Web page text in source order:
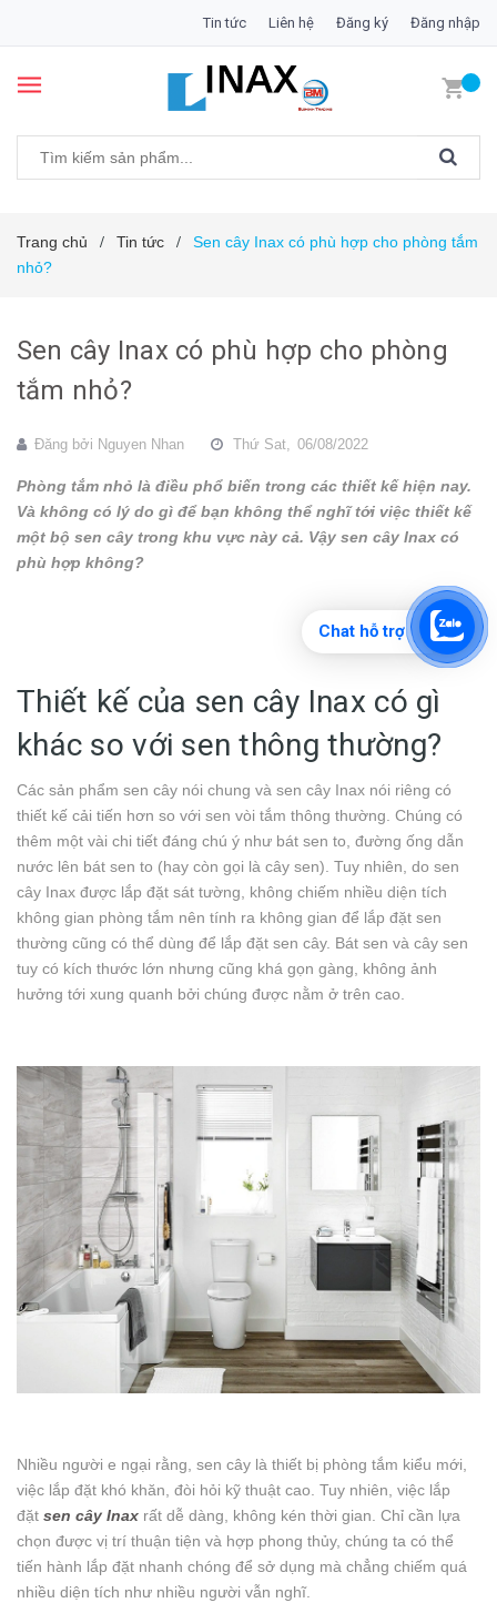
Tin tức Liên hệ Đăng ký Đăng nhập
Trang chủ / Tin tức /
Sen cây Inax có phù hợp cho phòng tắm
nhỏ?
Sen cây Inax có phù hợp cho phòng
tắm nhỏ?
Đăng bởi Nguyen Nhan Thứ Sat, 06/08/2022
Phòng tắm nhỏ là điều phổ biến trong các thiết kế hiện nay.
Và không có lý do gì để bạn không thể nghĩ tới việc thiết kế
một bộ sen cây trong khu vực này cả. Vậy sen cây Inax có
phù hợp không?
Thiết kế của sen cây Inax có gì
khác so với sen thông thường?
Các sản phẩm sen cây nói chung và sen cây Inax nói riêng có
thiết kế cải tiến hơn so với sen vòi tắm thông thường. Chúng có
thêm một vài chi tiết đáng chú ý như bát sen to, đường ống dẫn
nước lên bát sen to (hay còn gọi là cây sen). Tuy nhiên, do sen
cây Inax được lắp đặt sát tường, không chiếm nhiều diện tích
không gian phòng tắm nên tính ra không gian để lắp đặt sen
thường cũng có thể dùng để lắp đặt sen cây. Bát sen và cây sen
tuy có kích thước lớn nhưng cũng khá gọn gàng, không ảnh
hưởng tới xung quanh bởi chúng được nằm ở trên cao.
Nhiều người e ngại rằng, sen cây là thiết bị phòng tắm kiểu mới,
việc lắp đặt khó khăn, đòi hỏi kỹ thuật cao. Tuy nhiên, việc lắp
đặt sen cây Inax rất dễ dàng, không kén thời gian. Chỉ cần lựa
chọn được vị trí thuận tiện và hợp phong thủy, chúng ta có thể
tiến hành lắp đặt nhanh chóng để sở dụng mà chẳng chiếm quá
nhiều diện tích như nhiều người vẫn nghĩ.
Chat hỗ trợ